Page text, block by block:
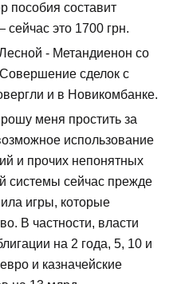
пособия составит
это 1700 грн.
- Метандиенон со
сделок с
и в Новикомбанке.
меня простить за
использование
и прочих непонятных
системы сейчас прежде
игры, которые
В частности, власти
на 2 года, 5, 10 и
и казначейские